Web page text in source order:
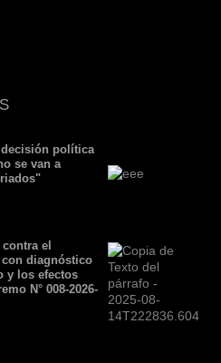
política
se van a
el
diagnóstico
y los efectos
N° 008-2026-